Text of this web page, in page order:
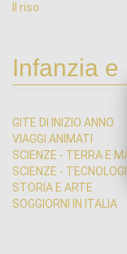
Il riso
Infanzia e
GITE DI INIZIO ANNO
VIAGGI ANIMATI
SCIENZE - TERRA E
SCIENZE -
STORIA E ARTE
SOGGIORNI IN ITALIA